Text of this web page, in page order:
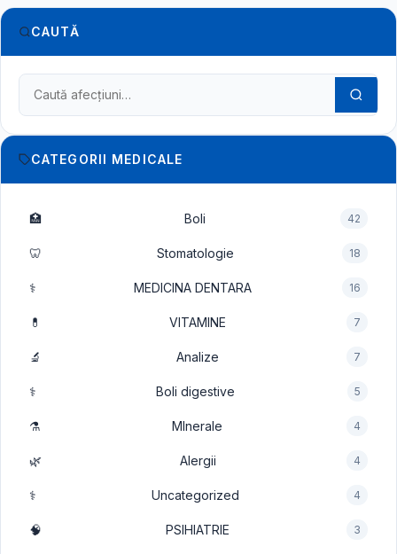
CAUTĂ
Caută în dicționarul medical
CATEGORII MEDICALE
🏥 Boli 42
🦷 Stomatologie 18
⚕️ MEDICINA DENTARA 16
💊 VITAMINE 7
🔬 Analize 7
⚕️ Boli digestive 5
⚗️ MInerale 4
🌿 Alergii 4
⚕️ Uncategorized 4
🧠 PSIHIATRIE 3